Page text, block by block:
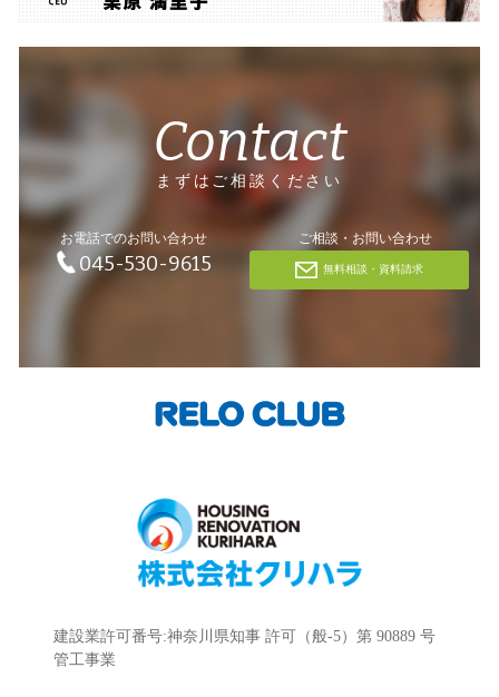
Contact
まずはご相談ください
お電話でのお問い合わせ
045-530-9615
ご相談・お問い合わせ
無料相談・資料請求
建設業許可番号:神奈川県知事 許可（般-5）第 90889 号
管工事業